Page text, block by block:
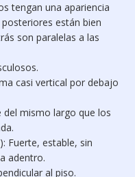
tengan una apariencia
están bien
son paralelas a las
casi vertical por debajo
mismo largo que los
Fuerte, estable, sin
adentro.
al piso.